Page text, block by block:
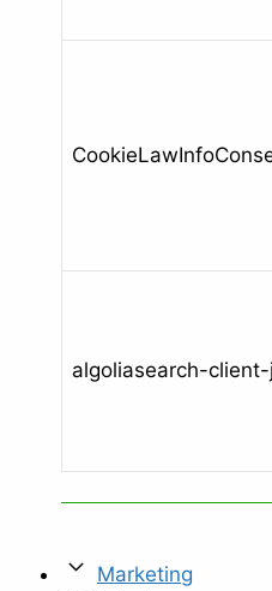
algoliasearch-
Marketing